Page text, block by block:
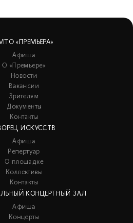
«ПРЕМЬЕРА»
Афиша
О «Премьере»
Новости
Вакансии
Зрителям
Документы
Контакты
ИСКУССТВ
Афиша
Репертуар
О площадке
Коллективы
Контакты
КОНЦЕРТНЫЙ ЗАЛ
Афиша
Концерты